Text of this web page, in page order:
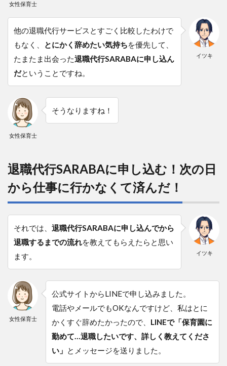
女性保育士
イツキ
他の退職代行サービスとすごく比較したわけで
もなく、
とにかく辞めたい気持ちを優先して、
たまたま出会った退職代行SARABAに申し込ん
だということですね。
女性保育士
そうなりますね！
退職代行SARABAに申し込む！次の日
から仕事に行かなくて済んだ！
イツキ
それでは、 退職代行SARABAに申し込んでから
退職するまでの流れを教えてもらえたらと思い
ます。
女性保育士
公式サイトからLINEで申し込みました。
電話やメールでもOKなんですけど、私はとに
かくすぐ辞めたかったので、 LINEで「保育園に
勤めて…退職したいです、詳しく教えてくださ
い」 とメッセージを送りました。